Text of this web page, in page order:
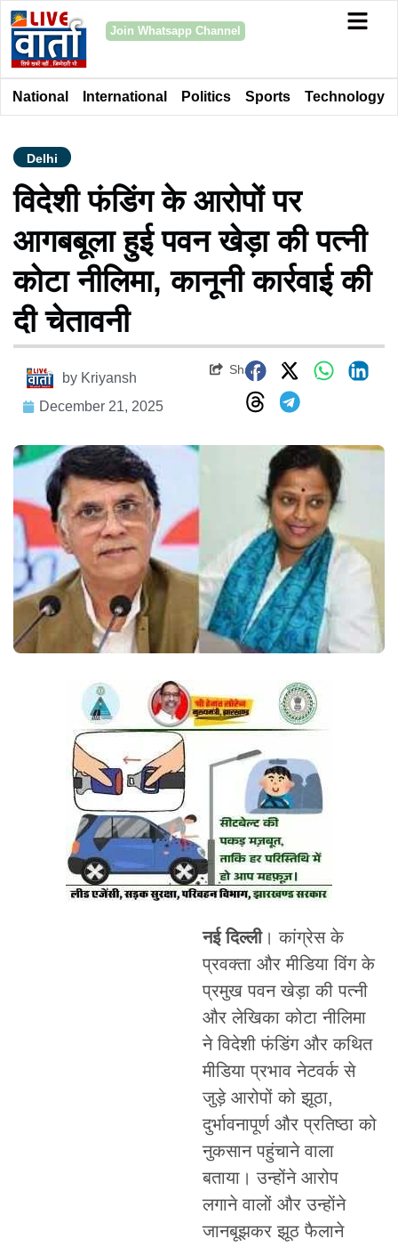
Join Whatsapp Channel
National International Politics Sports Technology
Delhi
विदेशी फंडिंग के आरोपों पर
आगबबूला हुई पवन खेड़ा की पत्नी
कोटा नीलिमा, कानूनी कार्रवाई की
दी चेतावनी
by Kriyansh
December 21, 2025
Share
नई दिल्ली। कांग्रेस के
प्रवक्ता और मीडिया विंग के
प्रमुख पवन खेड़ा की पत्नी
और लेखिका कोटा नीलिमा
ने विदेशी फंडिंग और कथित
मीडिया प्रभाव नेटवर्क से
जुड़े आरोपों को झूठा,
दुर्भावनापूर्ण और प्रतिष्ठा को
नुकसान पहुंचाने वाला
बताया। उन्होंने आरोप
लगाने वालों और उन्हाेंने
जानबूझकर झूठ फैलाने